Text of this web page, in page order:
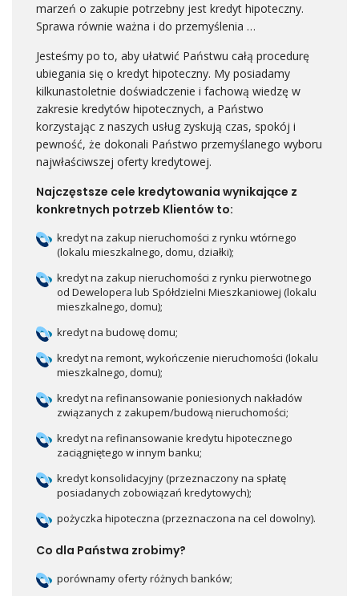
marzeń o zakupie potrzebny jest kredyt hipoteczny.
Sprawa równie ważna i do przemyślenia …
Jesteśmy po to, aby ułatwić Państwu całą procedurę
ubiegania się o kredyt hipoteczny. My posiadamy
kilkunastoletnie doświadczenie i fachową wiedzę w
zakresie kredytów hipotecznych, a Państwo
korzystając z naszych usług zyskują czas, spokój i
pewność, że dokonali Państwo przemyślanego wyboru
najwłaściwszej oferty kredytowej.
Najczęstsze cele kredytowania wynikające z
konkretnych potrzeb Klientów to:
kredyt na zakup nieruchomości z rynku wtórnego
(lokalu mieszkalnego, domu, działki);
kredyt na zakup nieruchomości z rynku pierwotnego
od Dewelopera lub Spółdzielni Mieszkaniowej (lokalu
mieszkalnego, domu);
kredyt na budowę domu;
kredyt na remont, wykończenie nieruchomości (lokalu
mieszkalnego, domu);
kredyt na refinansowanie poniesionych nakładów
związanych z zakupem/budową nieruchomości;
kredyt na refinansowanie kredytu hipotecznego
zaciągniętego w innym banku;
kredyt konsolidacyjny (przeznaczony na spłatę
posiadanych zobowiązań kredytowych);
pożyczka hipoteczna (przeznaczona na cel dowolny).
Co dla Państwa zrobimy?
porównamy oferty różnych banków;